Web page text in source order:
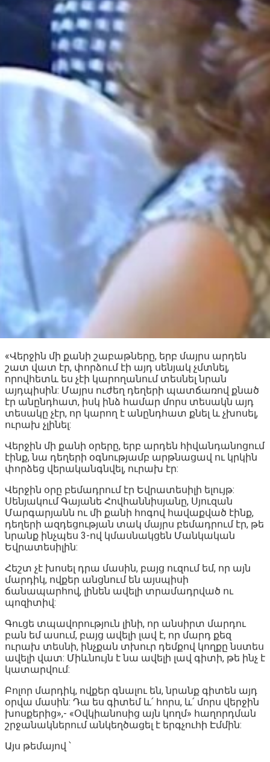
«Վերջին մի քանի շաբաթները, երբ մայրս արդեն
շատ վատ էր, փորձում էի այդ սենյակ չմտնել,
որովհետև ես չէի կարողանում տեսնել նրան
այդպիսին: Մայրս ուժեղ դեղերի պատճառով քնած
էր անընդհատ, իսկ ինձ համար մորս տեսակն այդ
տեսակը չէր, որ կարող է անընդհատ քնել և չխոսել,
ուրախ չլինել:
Վերջին մի քանի օրերը, երբ արդեն հիվանդանոցում
էինք, նա դեղերի օգնությամբ արթնացավ ու կրկին
փորձեց վերականգնվել, ուրախ էր:
Վերջին օրը բեմադրում էր Եվրատեսիլի ելույթ:
Սենյակում Գայանե Հովհաննիսյանը, Սյուզան
Մարգարյանն ու մի քանի հոգով հավաքված էինք,
դեղերի ազդեցության տակ մայրս բեմադրում էր, թե
նրանք ինչպես 3-ով կմասնակցեն Մանկական
Եվրատեսիլին:
Հեշտ չէ խոսել դրա մասին, բայց ուզում եմ, որ այն
մարդիկ, ովքեր անցնում են այսպիսի
ճանապարհով, լինեն ավելի տրամադրված ու
պոզիտիվ:
Գուցե տպավորություն լինի, որ անսիրտ մարդու
բան եմ ասում, բայց ավելի լավ է, որ մարդ քեզ
ուրախ տեսնի, ինչքան տխուր դեմքով կողքը նստես
ավելի վատ: Միևնույն է նա ավելի լավ գիտի, թե ինչ է
կատարվում:
Բոլոր մարդիկ, ովքեր գնալու են, նրանք գիտեն այդ
օրվա մասին: Դա ես գիտեմ և՛ հորս, և՛ մորս վերջին
խոսքերից»,- «Օվկիանոսից այն կողմ» հաղորդման
շրջանակներում անկեղծացել է երգչուհի Էմմին:
Այս թեմայով ՝